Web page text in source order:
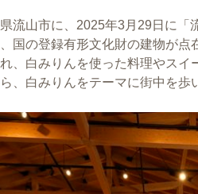
流山市に、2025年3月29日に「
国の登録有形文化財の建物が
、白みりんを使った料理やス
、白みりんをテーマに街中を歩